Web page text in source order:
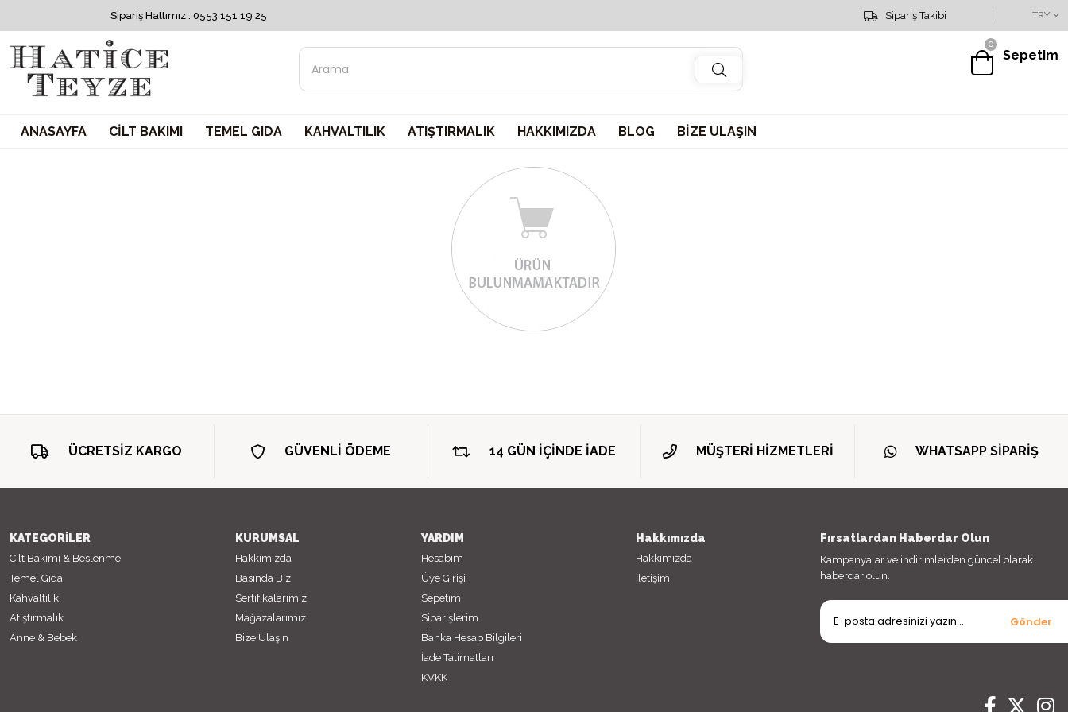
Sipariş Hattımız : 0553 151 19 25 Sipariş Hattımız : 0553 151 19 25
Sipariş Takibi TRY
Sepetim
0
ANASAYFA CİLT BAKIMI TEMEL GIDA KAHVALTILIK ATIŞTIRMALIK HAKKIMIZDA BLOG BİZE ULAŞIN
ÜCRETSİZ KARGO GÜVENLİ ÖDEME 14 GÜN İÇİNDE İADE MÜŞTERİ HİZMETLERİ WHATSAPP SİPARİŞ
KATEGORİLER
Cilt Bakımı & Beslenme
Temel Gıda
Kahvaltılık
Atıştırmalık
Anne & Bebek
KURUMSAL
Hakkımızda
Basında Biz
Sertifikalarımız
Mağazalarımız
Bize Ulaşın
YARDIM
Hesabım
Üye Girişi
Sepetim
Siparişlerim
Banka Hesap Bilgileri
İade Talimatları
KVKK
Hakkımızda
Hakkımızda
İletişim
Fırsatlardan Haberdar Olun
Kampanyalar ve indirimlerden güncel olarak
haberdar olun.
Gönder